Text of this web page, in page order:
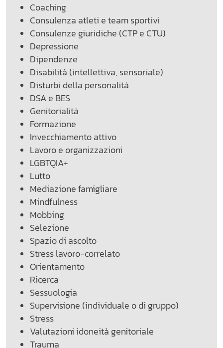
Coaching
Consulenza atleti e team sportivi
Consulenze giuridiche (CTP e CTU)
Depressione
Dipendenze
Disabilità (intellettiva, sensoriale)
Disturbi della personalità
DSA e BES
Genitorialità
Formazione
Invecchiamento attivo
Lavoro e organizzazioni
LGBTQIA+
Lutto
Mediazione famigliare
Mindfulness
Mobbing
Selezione
Spazio di ascolto
Stress lavoro-correlato
Orientamento
Ricerca
Sessuologia
Supervisione (individuale o di gruppo)
Stress
Valutazioni idoneità genitoriale
Trauma